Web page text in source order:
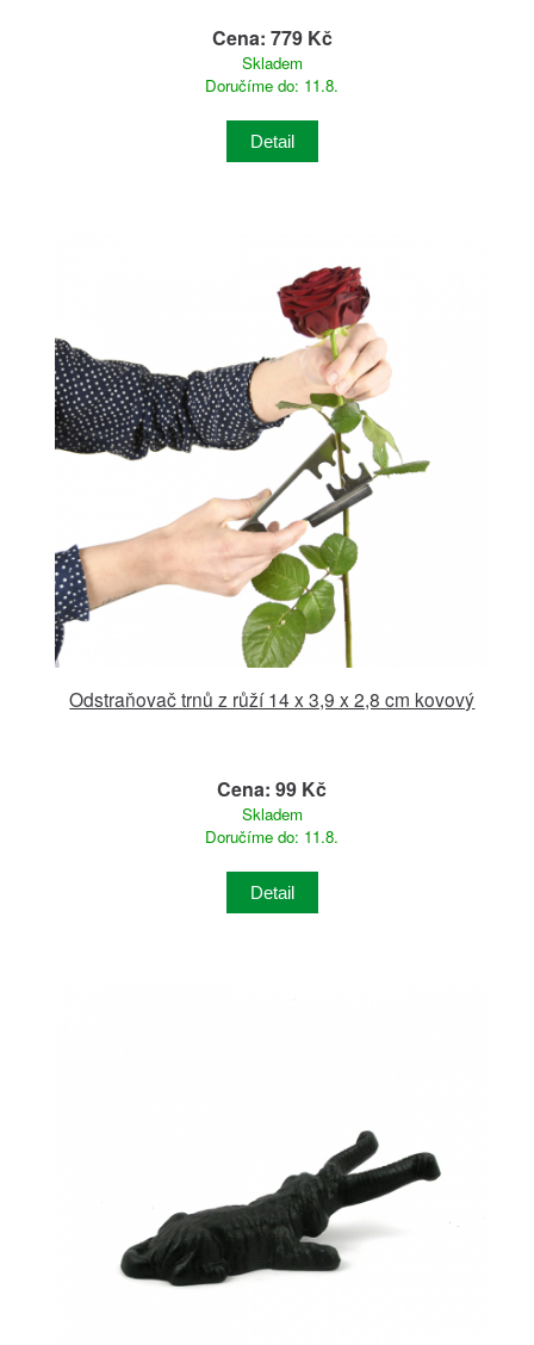
Cena: 779 Kč
Skladem
Doručíme do: 11.8.
Detail
Odstraňovač trnů z růží 14 x 3,9 x 2,8 cm kovový
Cena: 99 Kč
Skladem
Doručíme do: 11.8.
Detail